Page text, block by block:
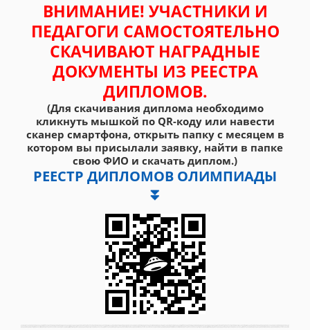
ВНИМАНИЕ! УЧАСТНИКИ И
ПЕДАГОГИ САМОСТОЯТЕЛЬНО
СКАЧИВАЮТ НАГРАДНЫЕ
ДОКУМЕНТЫ ИЗ РЕЕСТРА
ДИПЛОМОВ.
(Для скачивания диплома необходимо
кликнуть мышкой по QR-коду или навести
сканер смартфона, открыть папку с месяцем в
котором вы присылали заявку, найти в папке
свою ФИО и скачать диплом.)
РЕЕСТР ДИПЛОМОВ ОЛИМПИАДЫ
⏬